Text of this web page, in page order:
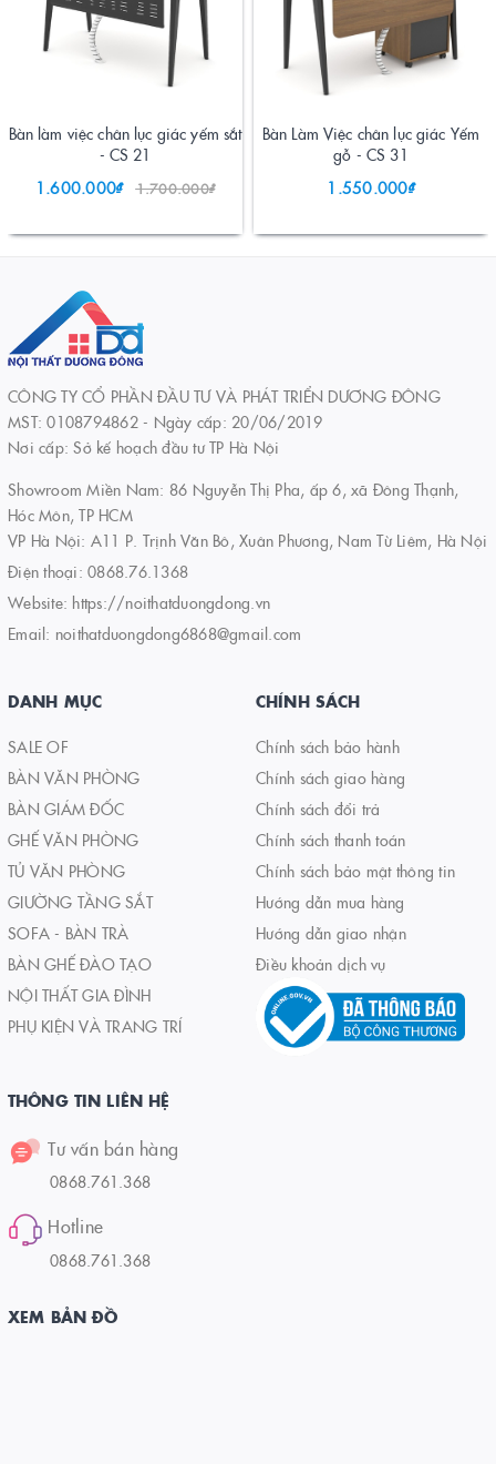
Bàn làm việc chân lục giác yếm sắt
- CS 21
1.600.000₫
1.700.000₫
Bàn Làm Việc chân lục giác Yếm
gỗ - CS 31
1.550.000₫
CÔNG TY CỔ PHẦN ĐẦU TƯ VÀ PHÁT TRIỂN DƯƠNG ĐÔNG
MST: 0108794862 - Ngày cấp: 20/06/2019
Nơi cấp: Sở kế hoạch đầu tư TP Hà Nội
Showroom Miền Nam: 86 Nguyễn Thị Pha, ấp 6, xã Đông Thạnh,
Hóc Môn, TP HCM
VP Hà Nội: A11 P. Trịnh Văn Bô, Xuân Phương, Nam Từ Liêm, Hà Nội
Điện thoại: 0868.76.1368
Website: https://noithatduongdong.vn
Email: noithatduongdong6868@gmail.com
DANH MỤC
SALE OF
BÀN VĂN PHÒNG
BÀN GIÁM ĐỐC
GHẾ VĂN PHÒNG
TỦ VĂN PHÒNG
GIƯỜNG TẦNG SẮT
SOFA - BÀN TRÀ
BÀN GHẾ ĐÀO TẠO
NỘI THẤT GIA ĐÌNH
PHỤ KIỆN VÀ TRANG TRÍ
CHÍNH SÁCH
Chính sách bảo hành
Chính sách giao hàng
Chính sách đổi trả
Chính sách thanh toán
Chính sách bảo mật thông tin
Hướng dẫn mua hàng
Hướng dẫn giao nhận
Điều khoản dịch vụ
THÔNG TIN LIÊN HỆ
Tư vấn bán hàng
0868.761.368
Hotline
0868.761.368
XEM BẢN ĐỒ